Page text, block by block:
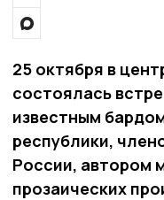
25 октября в
состоялась
известным
республики,
России, автором
прозаических